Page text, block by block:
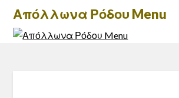
Skip
content
Απόλλωνα Ρόδου Menu